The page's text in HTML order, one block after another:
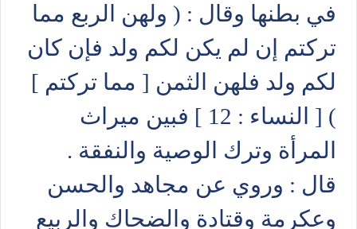
في بطنها وقال : ( ولهن الربع مما
تركتم إن لم يكن لكم ولد فإن كان
لكم ولد فلهن الثمن [ مما تركتم ]
) [ النساء : 12 ] فبين ميراث
المرأة وترك الوصية والنفقة .
قال : وروي عن مجاهد والحسن
وعكرمة وقتادة والضحاك والربيع